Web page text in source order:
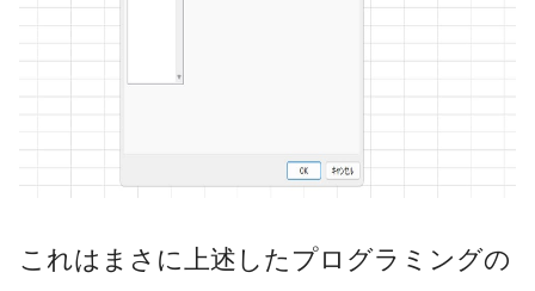
これはまさに上述したプログラミングの